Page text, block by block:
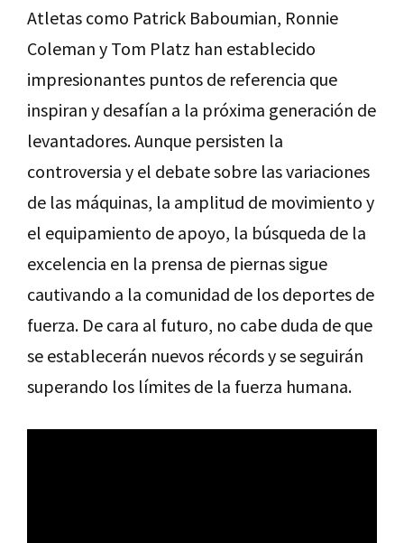
Atletas como Patrick Baboumian, Ronnie
Coleman y Tom Platz han establecido
impresionantes puntos de referencia que
inspiran y desafían a la próxima generación de
levantadores. Aunque persisten la
controversia y el debate sobre las variaciones
de las máquinas, la amplitud de movimiento y
el equipamiento de apoyo, la búsqueda de la
excelencia en la prensa de piernas sigue
cautivando a la comunidad de los deportes de
fuerza. De cara al futuro, no cabe duda de que
se establecerán nuevos récords y se seguirán
superando los límites de la fuerza humana.